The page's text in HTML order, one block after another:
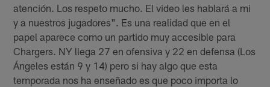
atención. Los respeto mucho. El video les hablará a mi
y a nuestros jugadores". Es una realidad que en el
papel aparece como un partido muy accesible para
Chargers. NY llega 27 en ofensiva y 22 en defensa (Los
Ángeles están 9 y 14) pero si hay algo que esta
temporada nos ha enseñado es que poco importa lo